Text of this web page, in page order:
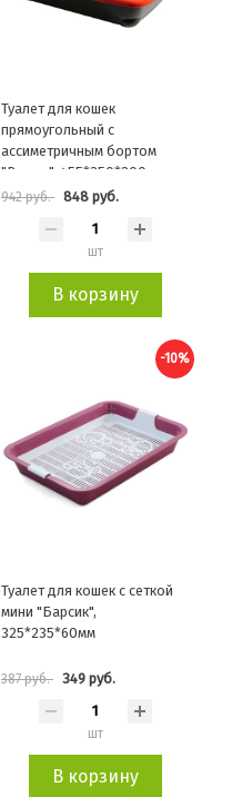
Туалет для кошек
прямоугольный с
ассиметричным бортом
"Волна", 455*350*200мм
942 руб. 848 руб.
шт
В корзину
-10%
Туалет для кошек c сеткой
мини "Барсик",
325*235*60мм
387 руб. 349 руб.
шт
В корзину